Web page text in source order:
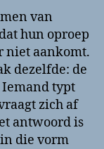
van
hun oproep
niet aankomt.
dezelfde: de
typt
zich af
antwoord is
die vorm